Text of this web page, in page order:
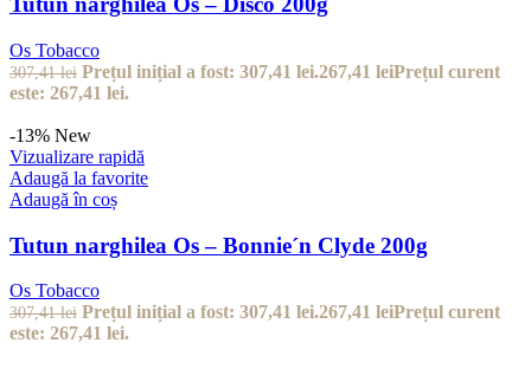
Os Tobacco
307,41lei Prețul inițial a fost: 307,41 lei.267,41 leiPrețul curent
este: 267,41 lei.
-13% New
Vizualizare rapidă
Adaugă la favorite
Adaugă în coș
Tutun narghilea Os – Bonnie´n Clyde 200g
Os Tobacco
307,41lei Prețul inițial a fost: 307,41 lei.267,41 leiPrețul curent
este: 267,41 lei.